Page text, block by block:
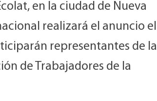
en la ciudad de Nueva
realizará el anuncio el
representantes de la
de Trabajadores de la